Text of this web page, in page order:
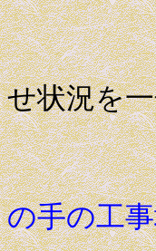
６月
せ状況を
７
の手の工